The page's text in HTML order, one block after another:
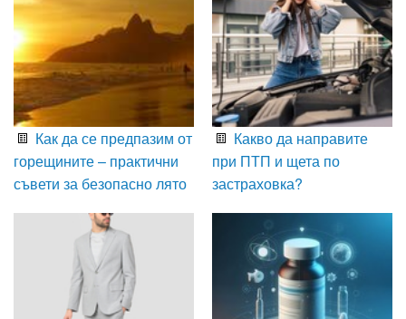
Как да се предпазим от
горещините – практични
съвети за безопасно лято
Какво да направите
при ПТП и щета по
застраховка?